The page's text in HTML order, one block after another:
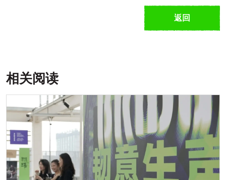
返回
相关阅读